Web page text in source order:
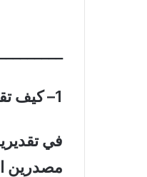
1– كيف
في
مصدرين